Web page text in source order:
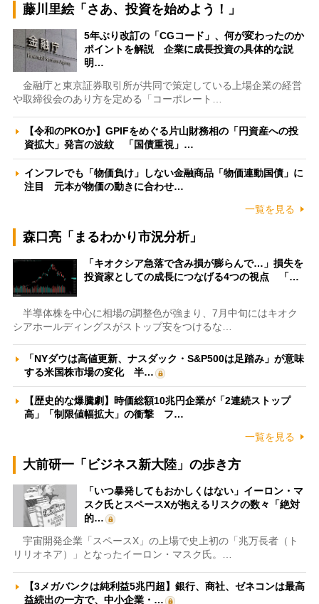
藤川里絵「さあ、投資を始めよう！」
5年ぶり改訂の「CGコード」、何が変わったのか
ポイントを解説 企業に成長投資の具体的な説
明…
金融庁と東京証券取引所が共同で策定している上場企業の経営
や取締役会のあり方を定める「コーポレート…
【令和のPKOか】GPIFをめぐる片山財務相の「円資産への投
資拡大」発言の波紋 「国債重視」…
インフレでも「物価負け」しない金融商品「物価連動国債」に
注目 元本が物価の動きに合わせ…
一覧を見る
森口亮「まるわかり市況分析」
「キオクシア急落で含み損が膨らんで…」損失を
投資家としての成長につなげる4つの視点 「…
半導体株を中心に相場の調整色が強まり、7月中旬にはキオク
シアホールディングスがストップ安をつけるな…
「NYダウは高値更新、ナスダック・S&P500は足踏み」が意味
する米国株市場の変化 半…
【歴史的な爆騰劇】時価総額10兆円企業が「2連続ストップ
高」「制限値幅拡大」の衝撃 フ…
一覧を見る
大前研一「ビジネス新大陸」の歩き方
「いつ暴発してもおかしくはない」イーロン・マ
スク氏とスペースXが抱えるリスクの数々「絶対
的…
宇宙開発企業「スペースX」の上場で史上初の「兆万長者（ト
リリオネア）」となったイーロン・マスク氏。…
【3メガバンクは純利益5兆円超】銀行、商社、ゼネコンは最高
益続出の一方で、中小企業・…